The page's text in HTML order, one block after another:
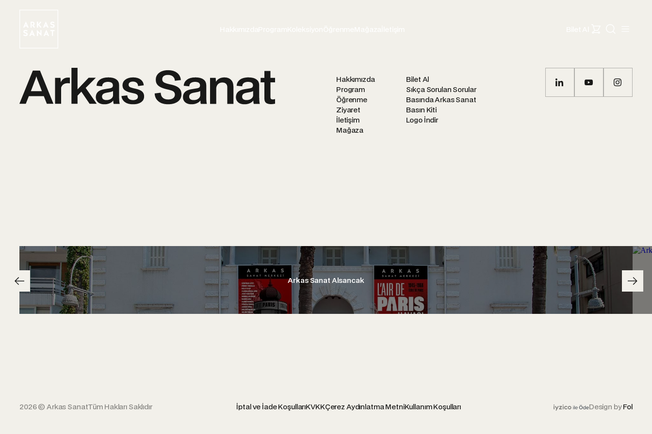
Hakkımızda
Program
Öğrenme
Ziyaret
İletişim
Mağaza
Bilet Al
Sıkça Sorulan Sorular
Basında Arkas Sanat
Basın Kiti
Logo İndir
Arkas Sanat Alsancak
2026 © Arkas SanatTüm Hakları Saklıdır İptal ve İade KoşullarıKVKKÇerez Aydınlatma MetniKullanım Koşulları Design byFol